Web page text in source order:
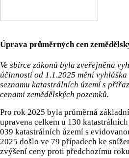
Úprava průměrných cen
Ve sbírce zákonů byla zveřejněna
účinností od 1.1.2025 mění
seznamu katastrálních území s
cenami zemědělských pozemků.
Pro rok 2025 byla průměrná
upravena celkem u 130
039 katastrálních území s
2025 došlo ve 79 případech ke
zvýšení ceny proti předchozímu